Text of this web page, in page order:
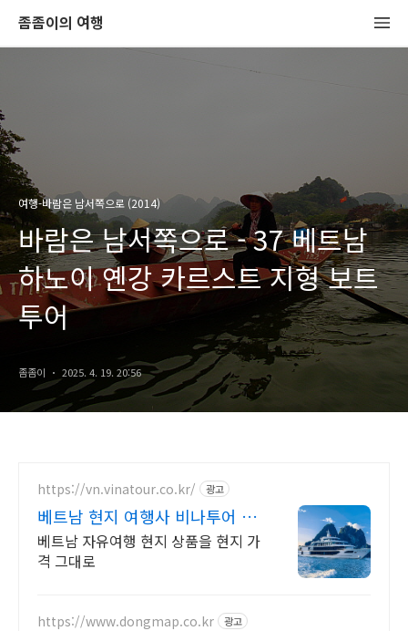
좀좀이의 여행
여행-바람은 남서쪽으로 (2014)
바람은 남서쪽으로 - 37 베트남
하노이 옌강 카르스트 지형 보트
투어
좀좀이 2025. 4. 19. 20:56
https://vn.vinatour.co.kr/ 광고
베트남 현지 여행사 비나투어 신
규 가입 5천 포인트 제공
베트남 자유여행 현지 상품을 현지 가
격 그대로
https://www.dongmap.co.kr 광고